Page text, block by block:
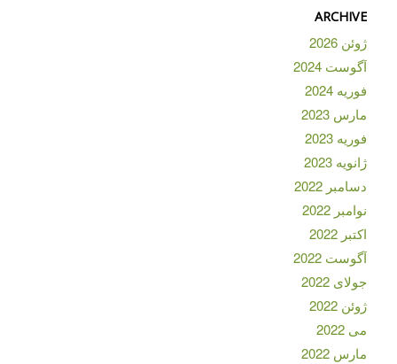
ARCHIVE
ژوئن 2026
آگوست 2024
فوریه 2024
مارس 2023
فوریه 2023
ژانویه 2023
دسامبر 2022
نوامبر 2022
اکتبر 2022
آگوست 2022
جولای 2022
ژوئن 2022
می 2022
مارس 2022